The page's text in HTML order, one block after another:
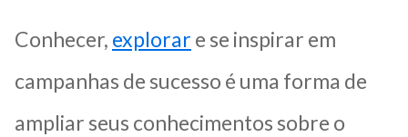
Conhecer, explorar e se inspirar em
campanhas de sucesso é uma forma de
ampliar seus conhecimentos sobre o